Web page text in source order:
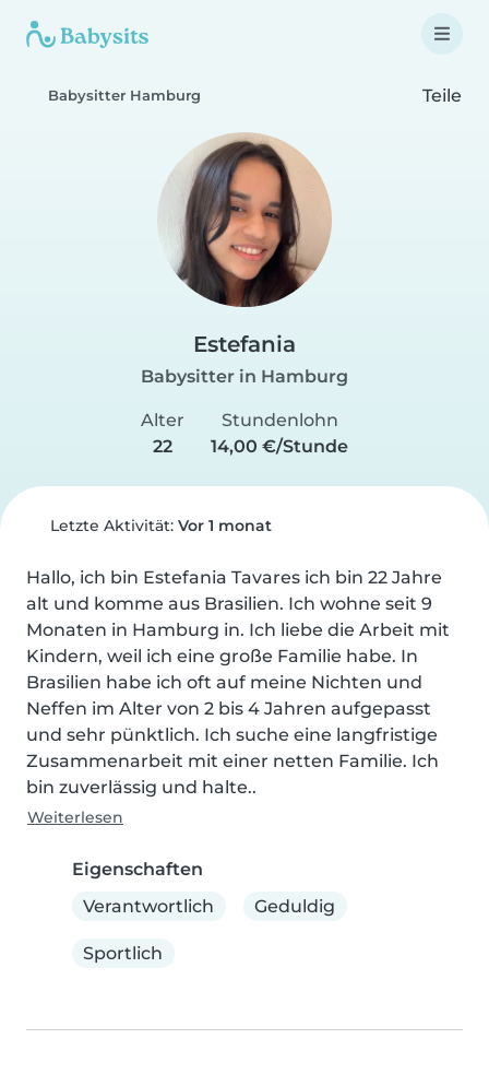
Babysitter Hamburg Teile
Estefania
Babysitter in Hamburg
Alter
22
Stundenlohn
14,00 €/Stunde
Letzte Aktivität: Vor 1 monat
Hallo, ich bin Estefania Tavares ich bin 22 Jahre
alt und komme aus Brasilien. Ich wohne seit 9
Monaten in Hamburg in. Ich liebe die Arbeit mit
Kindern, weil ich eine große Familie habe. In
Brasilien habe ich oft auf meine Nichten und
Neffen im Alter von 2 bis 4 Jahren aufgepasst
und sehr pünktlich. Ich suche eine langfristige
Zusammenarbeit mit einer netten Familie. Ich
bin zuverlässig und halte..
Weiterlesen
Eigenschaften
Verantwortlich
Geduldig
Sportlich